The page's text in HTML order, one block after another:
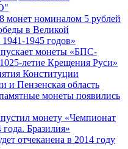
монет номиналом 5 рублей
в Великой
1945 годов»
монеты «БПС-
летие Крещения Руси»
Конституции
и Пензенская область
монеты появились
монету «Чемпионат
Бразилия»
отчеканена в 2014 году